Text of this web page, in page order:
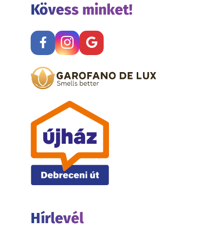
Kövess minket!
Hírlevél